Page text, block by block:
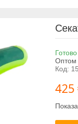
Оптом
Код:
425